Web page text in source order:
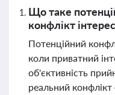
Що таке
конфлікт
Потенційний
коли приватний
об'єктивність
реальний